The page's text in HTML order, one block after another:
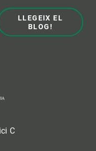
LLEGEIX EL
BLOG!
C